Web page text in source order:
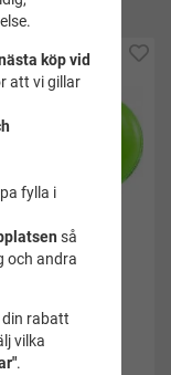
(41)
- Grön
165 kr
köp vid
att vi gillar
fylla i
så
och andra
rabatt
vilka
.